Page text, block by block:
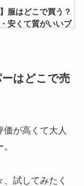
服はどこで買う？
安くて質がいいブ
なぜ中止に？やば
どこで買える？マ
クうどんが販売終
はどこで売
価が高くて大人
試してみたく